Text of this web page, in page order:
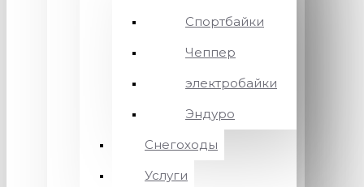
Спортбайки
Чеппер
электробайки
Эндуро
Снегоходы
Услуги